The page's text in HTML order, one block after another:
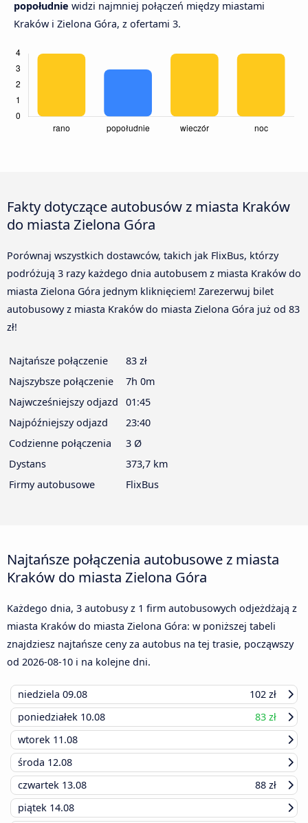
popołudnie widzi najmniej połączeń między miastami
Kraków i Zielona Góra, z ofertami 3.
Fakty dotyczące autobusów z miasta Kraków
do miasta Zielona Góra
Porównaj wszystkich dostawców, takich jak FlixBus, którzy
podróżują 3 razy każdego dnia autobusem z miasta Kraków do
miasta Zielona Góra jednym kliknięciem! Zarezerwuj bilet
autobusowy z miasta Kraków do miasta Zielona Góra już od 83
zł!
Najtańsze połączenie
83 zł
Najszybsze połączenie
7h 0m
Najwcześniejszy odjazd
01:45
Najpóźniejszy odjazd
23:40
Codzienne połączenia
3 Ø
Dystans
373,7 km
Firmy autobusowe
FlixBus
Najtańsze połączenia autobusowe z miasta
Kraków do miasta Zielona Góra
Każdego dnia, 3 autobusy z 1 firm autobusowych odjeżdżają z
miasta Kraków do miasta Zielona Góra: w poniższej tabeli
znajdziesz najtańsze ceny za autobus na tej trasie, począwszy
od 2026-08-10 i na kolejne dni.
niedziela 09.08
102 zł
poniedziałek 10.08
83 zł
wtorek 11.08
środa 12.08
czwartek 13.08
88 zł
piątek 14.08